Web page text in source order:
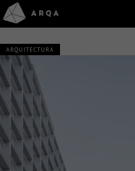
ARQUITECTURA